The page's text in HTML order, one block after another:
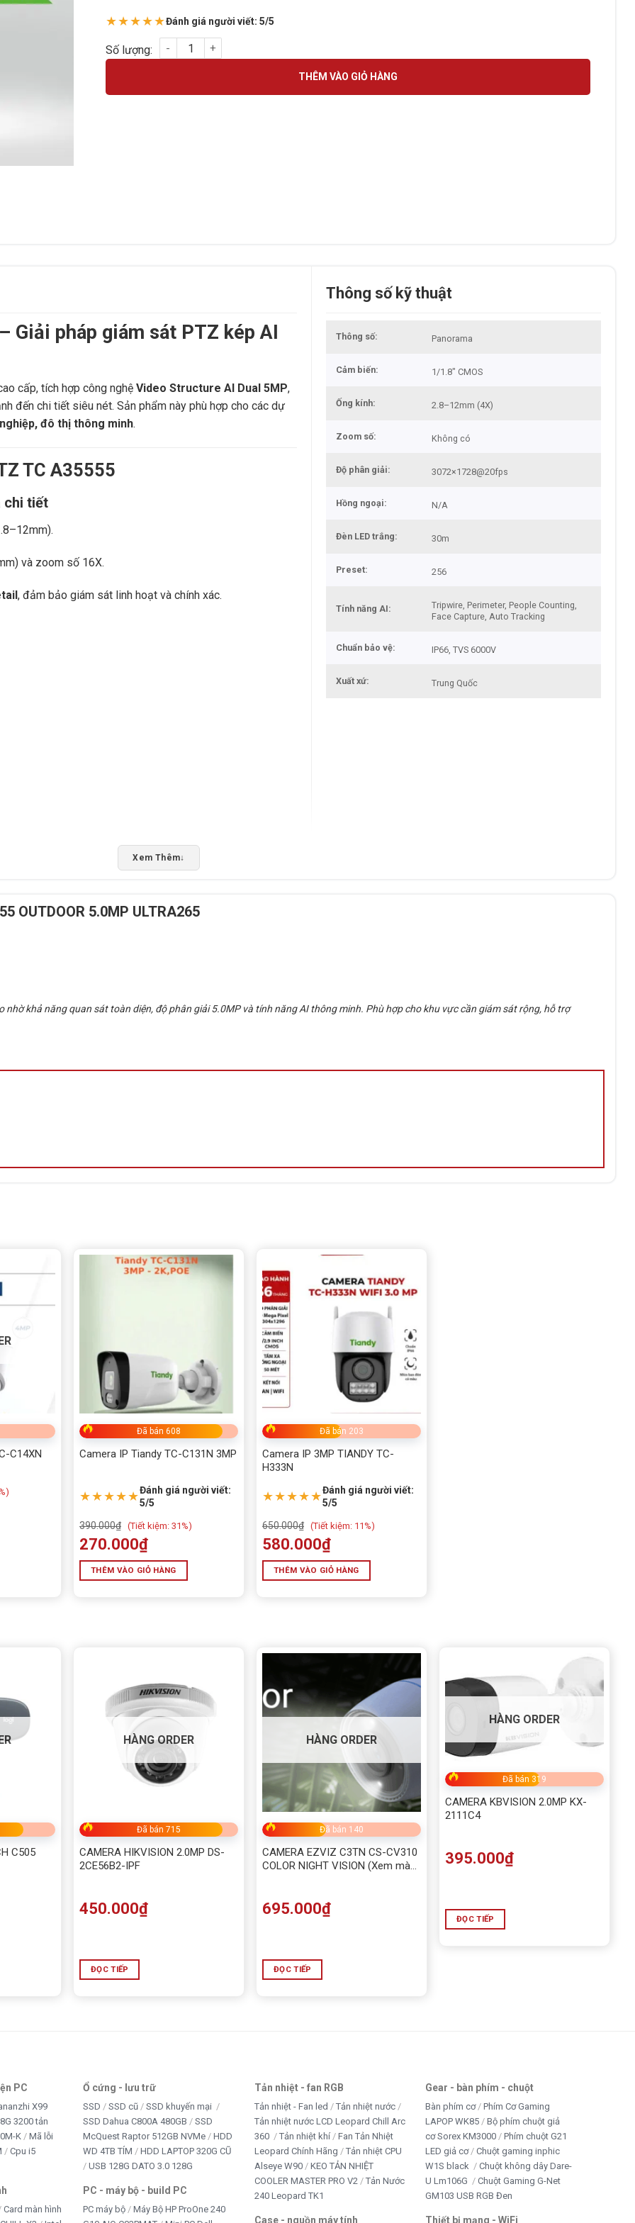
★★★★★Đánh giá người viết: 5/5
Camera Tiandy PTZ TC A35555 OUTDOOR 5.0MP ULTRA265 số lượng
THÊM VÀO GIỎ HÀNG
Giải pháp giám sát PTZ kép AI
cấp, tích hợp công nghệ Video Structure AI Dual 5MP,
đến chi tiết siêu nét. Sản phẩm này phù hợp cho các dự
đô thị thông minh.
TC A35555
chi tiết
và zoom số 16X.
, đảm bảo giám sát linh hoạt và chính xác.
điều kiện ánh sáng
9–54mm (6X)
Auto Tracking
Tương tự panorama
Thông số kỹ thuật
Thông số Panorama
Cảm biến 1/1.8″ CMOS
Ống kính 2.8–12mm (4X)
Zoom số Không có
Độ phân giải 3072×1728@20fps
Hồng ngoại N/A
Đèn LED trắng 30m
Preset 256
Tính năng AI
Tripwire, Perimeter, People Counting,
Face Capture, Auto Tracking
Chuẩn bảo vệ IP66, TVS 6000V
Xuất xứ Trung Quốc
Xem Thêm↓
OUTDOOR 5.0MP ULTRA265
nhờ khả năng quan sát toàn diện, độ phân giải 5.0MP và tính năng AI thông minh. Phù hợp cho khu vực cần giám sát rộng, hỗ trợ
C14XN
Đã bán 608
Camera IP Tiandy TC-C131N 3MP
★★★★★Đánh giá người viết:
5/5
390.000₫ (Tiết kiệm: 31%)
270.000₫
THÊM VÀO GIỎ HÀNG
Đã bán 203
Camera IP 3MP TIANDY TC-
H333N
★★★★★Đánh giá người viết:
5/5
650.000₫ (Tiết kiệm: 11%)
580.000₫
THÊM VÀO GIỎ HÀNG
C505
HÀNG ORDER
Đã bán 715
CAMERA HIKVISION 2.0MP DS-
2CE56B2-IPF
450.000₫
ĐỌC TIẾP
HÀNG ORDER
Đã bán 140
CAMERA EZVIZ C3TN CS-CV310
COLOR NIGHT VISION (Xem màu
695.000₫
ĐỌC TIẾP
HÀNG ORDER
Đã bán 319
CAMERA KBVISION 2.0MP KX-
2111C4
395.000₫
ĐỌC TIẾP
PC
X99
3200 tản
K
Mã lỗi
Cpu i5
Card màn hình
Ổ cứng - lưu trữ
SSD SSD cũ
SSD khuyến mại
SSD Dahua C800A 480GB
SSD
McQuest Raptor 512GB NVMe
HDD
WD 4TB TÍM
HDD LAPTOP 320G CŨ
USB 128G DATO 3.0 128G
PC - máy bộ - build PC
PC máy bộ
Máy Bộ HP ProOne 240
Tản nhiệt - fan RGB
Tản nhiệt - Fan led
Tản nhiệt nước
Tản nhiệt nước LCD Leopard Chill Arc
360
Tản nhiệt khí
Fan Tản Nhiệt
Leopard Chính Hãng
Tản nhiệt CPU
Alseye W90
KEO TẢN NHIỆT
COOLER MASTER PRO V2
Tản Nước
240 Leopard TK1
Case - nguồn máy tính
Gear - bàn phím - chuột
Bàn phím cơ
Phím Cơ Gaming
LAPOP WK85
Bộ phím chuột giả
cơ Sorex KM3000
Phím chuột G21
LED giả cơ
Chuột gaming inphic
W1S black
Chuột không dây Dare-
U Lm106G
Chuột Gaming G-Net
GM103 USB RGB Đen
Thiết bị mạng - WiFi